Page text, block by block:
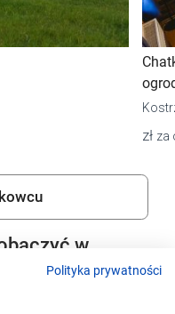
zł za
w
Polityka prywatności